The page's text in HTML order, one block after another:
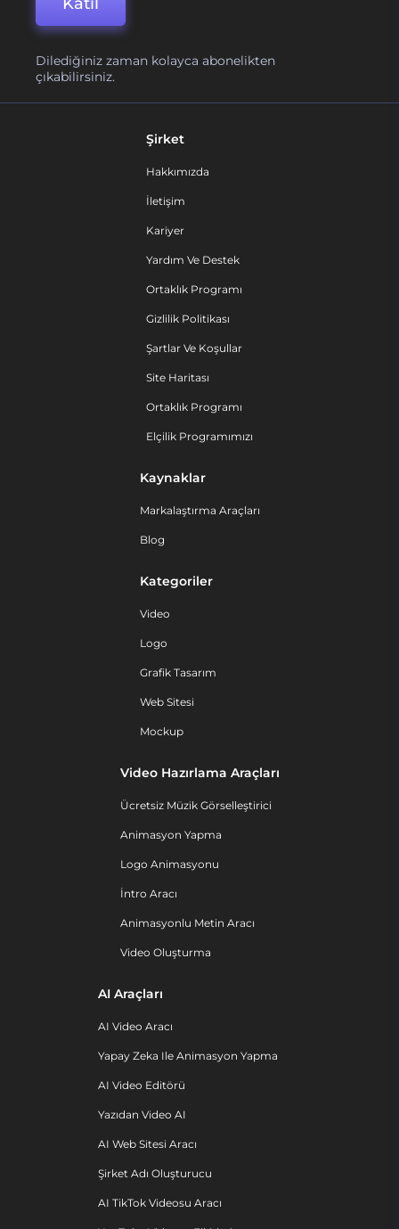
Dilediğiniz zaman kolayca abonelikten
çıkabilirsiniz.
Şirket
Hakkımızda
İletişim
Kariyer
Yardım Ve Destek
Ortaklık Programı
Gizlilik Politikası
Şartlar Ve Koşullar
Site Haritası
Ortaklık Programı
Elçilik Programımızı
Kaynaklar
Markalaştırma Araçları
Blog
Kategoriler
Video
Logo
Grafik Tasarım
Web Sitesi
Mockup
Video Hazırlama Araçları
Ücretsiz Müzik Görselleştirici
Animasyon Yapma
Logo Animasyonu
İntro Aracı
Animasyonlu Metin Aracı
Video Oluşturma
AI Araçları
AI Video Aracı
Yapay Zeka Ile Animasyon Yapma
AI Video Editörü
Yazıdan Video AI
AI Web Sitesi Aracı
Şirket Adı Oluşturucu
AI TikTok Videosu Aracı